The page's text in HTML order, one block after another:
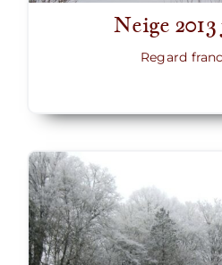
Neige
Regard